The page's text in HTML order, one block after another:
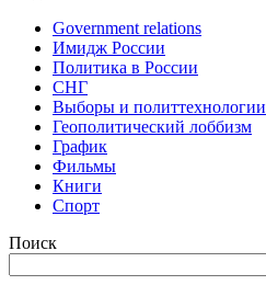
Government relations
Имидж России
Политика в России
СНГ
Выборы и политтехнологии
Геополитический лоббизм
График
Фильмы
Книги
Спорт
Поиск